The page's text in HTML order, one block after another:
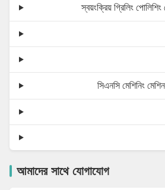
স্বয়ংক্রিয় গ্রিলিং পোলিশিং
সিএনসি মেশিনিং মেশিন
আমাদের সাথে যোগাযোগ